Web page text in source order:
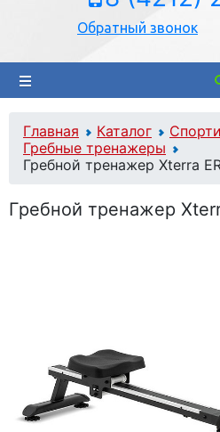
Обратный звонок
Главная Каталог
Гребные тренажеры
Гребной тренажер Xterra
Гребной тренажер